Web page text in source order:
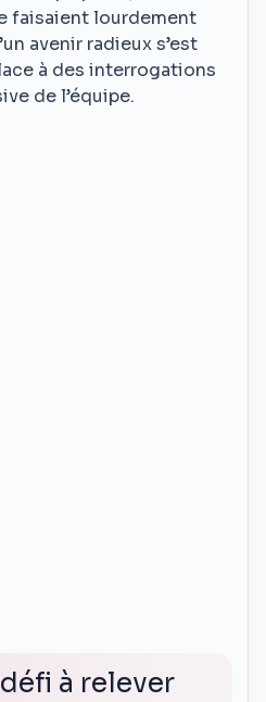
faisaient lourdement
avenir radieux s’est
à des interrogations
de l’équipe.
à relever